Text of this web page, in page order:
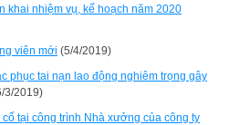
khai nhiệm vụ, kế hoạch năm 2020
viên mới (5/4/2019)
phục tai nạn lao động nghiêm trọng gây
3/2019)
tại công trình Nhà xưởng của công ty